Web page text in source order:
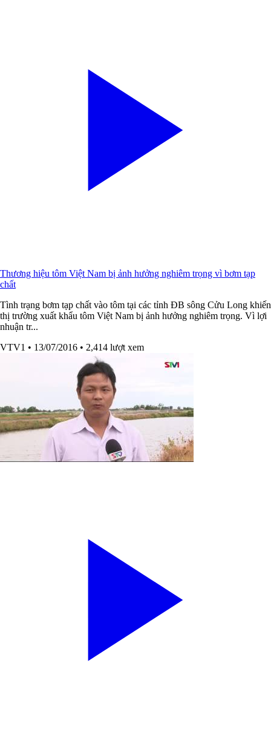
Thương hiệu tôm Việt Nam bị ảnh hưởng nghiêm trọng vì bơm tạp
chất
Tình trạng bơm tạp chất vào tôm tại các tỉnh ĐB sông Cửu Long khiến
thị trường xuất khẩu tôm Việt Nam bị ảnh hưởng nghiêm trọng. Vì lợi
nhuận tr...
VTV1 • 13/07/2016 • 2,414 lượt xem